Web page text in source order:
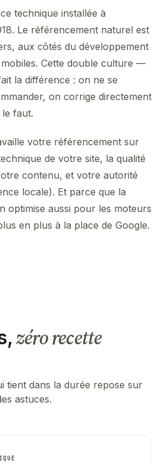
technique installée à
Le référencement naturel est
aux côtés du développement
mobiles. Cette double culture —
la différence : on ne se
on corrige directement
faut.
votre référencement sur
de votre site, la qualité
contenu, et votre autorité
locale). Et parce que la
optimise aussi pour les moteurs
en plus à la place de Google.
zéro recette
tient dans la durée repose sur
astuces.